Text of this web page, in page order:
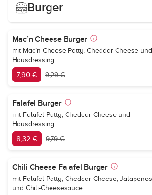
Burger
Mac’n Cheese Burger
mit Mac’n Cheese Patty, Cheddar Cheese und
Hausdressing
7,90 € 9,29 €
Falafel Burger
mit Falafel Patty, Cheddar Cheese und
Hausdressing
8,32 € 9,79 €
Chili Cheese Falafel Burger
mit Falafel Patty, Cheddar Cheese, Jalapenos
und Chili-Cheesesauce